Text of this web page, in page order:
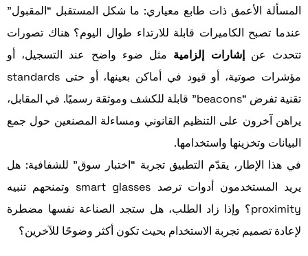
المسألة الأعمق ذات طابع معياري: ما شكل المستقبل “المقبول”
عندما تصبح الكاميرات قابلة للارتداء طوال اليوم؟ هناك تصورات
تتحدث عنإشارات إلزامية مثل ضوء واضح عند التسجيل، أو
مؤشرات صوتية، أو قيود في أماكن بعينها، أو حتى standards
تقنية تفرض “beacons” قابلة للكشف وموثقة رسميًا. في المقابل،
يراهن آخرون على التنظيم القانوني ومساءلة المصنعين حول جمع
البيانات وتخزينها واستخدامها.
في هذا الإطار، يقدّم التطبيق تجربة “اختبار سوق” للشفافية: هل
يريد المستخدمون أدوات ترصد smart glasses وتمنحهم تنبيه
proximity؟ وإذا زاد الطلب، هل ستجد الصناعة نفسها مضطرة
لإعادة تصميم تجربة الاستخدام بحيث تكون أكثر وضوحًا للآخرين؟